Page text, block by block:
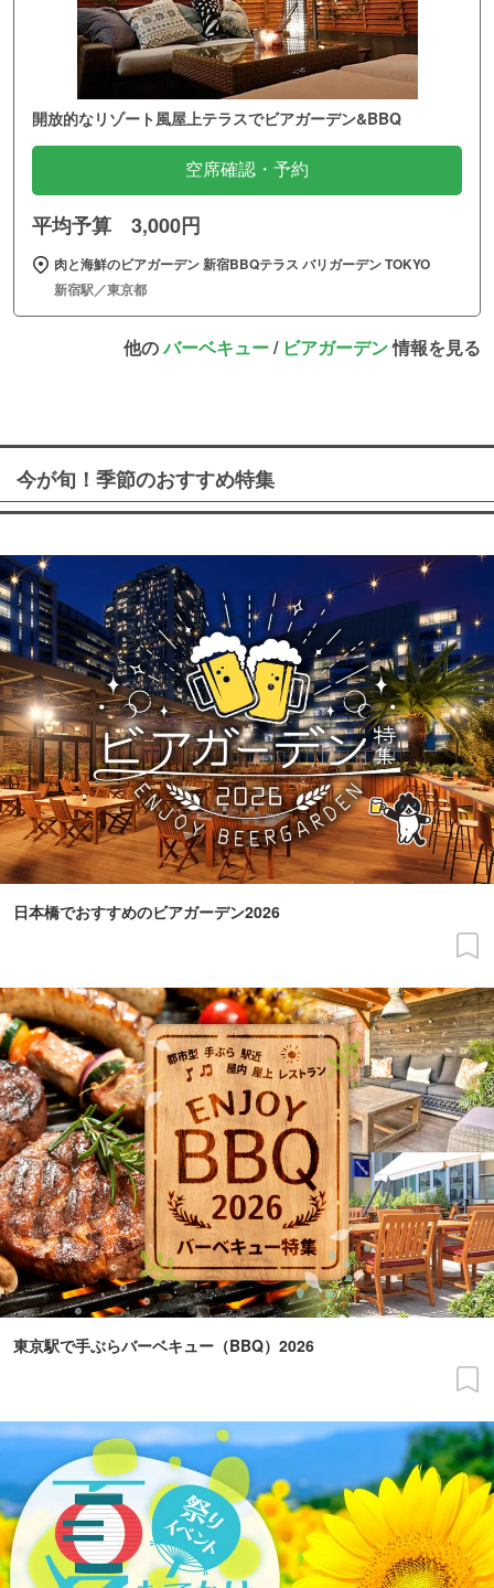
開放的なリゾート風屋上テラスでビアガーデン&BBQ
空席確認・予約
平均予算 3,000円
肉と海鮮のビアガーデン 新宿BBQテラス バリガーデン TOKYO
新宿駅／東京都
他のバーベキュー/ ビアガーデン情報を見る
今が旬！季節のおすすめ特集
日本橋でおすすめのビアガーデン2026
東京駅で手ぶらバーベキュー（BBQ）2026